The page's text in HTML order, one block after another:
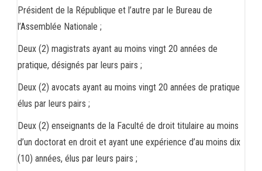
Président de la République et l’autre par le Bureau de
l’Assemblée Nationale ;
Deux (2) magistrats ayant au moins vingt 20 années de
pratique, désignés par leurs pairs ;
Deux (2) avocats ayant au moins vingt 20 années de pratique
élus par leurs pairs ;
Deux (2) enseignants de la Faculté de droit titulaire au moins
d’un doctorat en droit et ayant une expérience d’au moins dix
(10) années, élus par leurs pairs ;